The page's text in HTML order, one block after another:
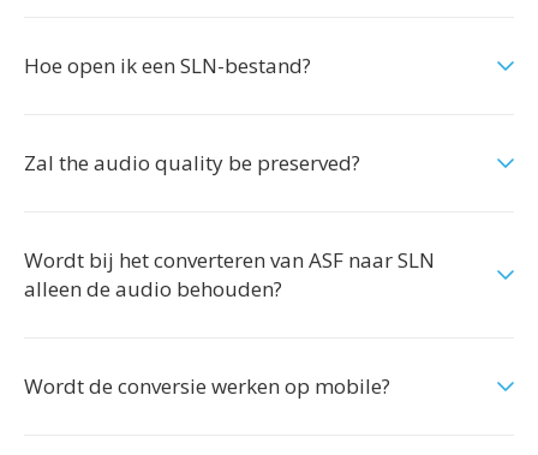
Hoe open ik een SLN-bestand?
Zal the audio quality be preserved?
Wordt bij het converteren van ASF naar SLN
alleen de audio behouden?
Wordt de conversie werken op mobile?